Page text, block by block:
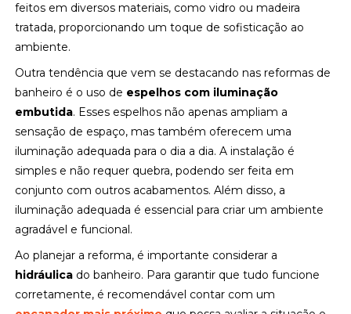
feitos em diversos materiais, como vidro ou madeira
tratada, proporcionando um toque de sofisticação ao
ambiente.
Outra tendência que vem se destacando nas reformas de
banheiro é o uso de espelhos com iluminação
embutida. Esses espelhos não apenas ampliam a
sensação de espaço, mas também oferecem uma
iluminação adequada para o dia a dia. A instalação é
simples e não requer quebra, podendo ser feita em
conjunto com outros acabamentos. Além disso, a
iluminação adequada é essencial para criar um ambiente
agradável e funcional.
Ao planejar a reforma, é importante considerar a
hidráulica do banheiro. Para garantir que tudo funcione
corretamente, é recomendável contar com um